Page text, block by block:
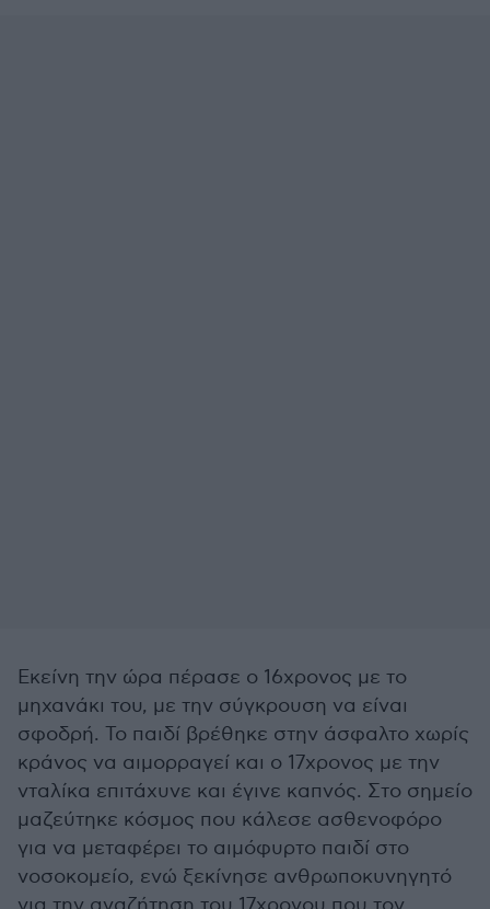
Εκείνη την ώρα πέρασε ο 16χρονος με το
μηχανάκι του, με την σύγκρουση να είναι
σφοδρή. Το παιδί βρέθηκε στην άσφαλτο χωρίς
κράνος να αιμορραγεί και ο 17χρονος με την
νταλίκα επιτάχυνε και έγινε καπνός. Στο σημείο
μαζεύτηκε κόσμος που κάλεσε ασθενοφόρο
για να μεταφέρει το αιμόφυρτο παιδί στο
νοσοκομείο, ενώ ξεκίνησε ανθρωποκυνηγητό